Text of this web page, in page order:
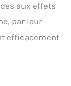
aux effets
par leur
efficacement